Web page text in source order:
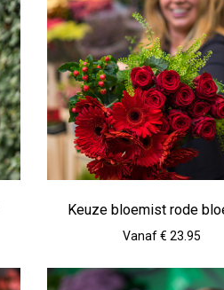
Keuze bloemist rode
Vanaf € 23.95